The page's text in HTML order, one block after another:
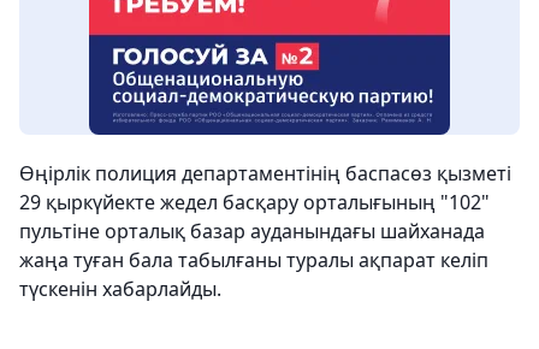
Өңірлік полиция департаментінің баспасөз қызметі
29 қыркүйекте жедел басқару орталығының "102"
пультіне орталық базар ауданындағы шайханада
жаңа туған бала табылғаны туралы ақпарат келіп
түскенін хабарлайды.